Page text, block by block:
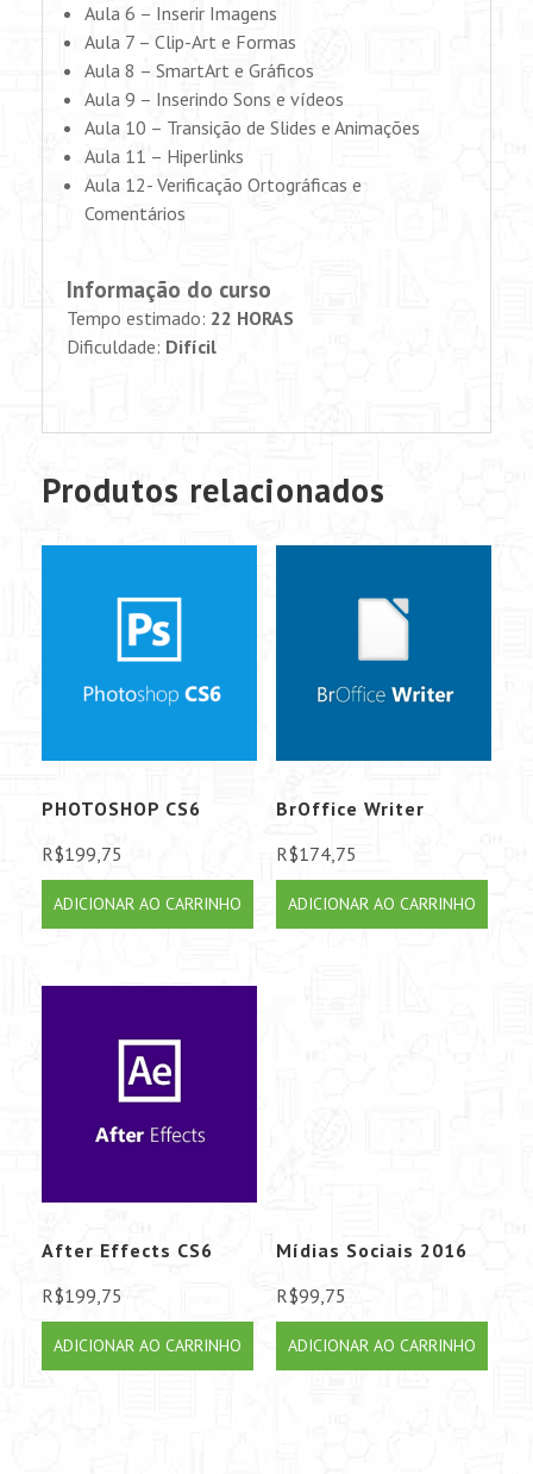
Aula 6 – Inserir Imagens
Aula 7 – Clip-Art e Formas
Aula 8 – SmartArt e Gráficos
Aula 9 – Inserindo Sons e vídeos
Aula 10 – Transição de Slides e Animações
Aula 11 – Hiperlinks
Aula 12- Verificação Ortográficas e
Comentários
Informação do curso
Tempo estimado: 22 HORAS
Dificuldade: Difícil
Produtos relacionados
PHOTOSHOP CS6
R$199,75
ADICIONAR AO CARRINHO
BrOffice Writer
R$174,75
ADICIONAR AO CARRINHO
After Effects CS6
R$199,75
ADICIONAR AO CARRINHO
Mídias Sociais 2016
R$99,75
ADICIONAR AO CARRINHO